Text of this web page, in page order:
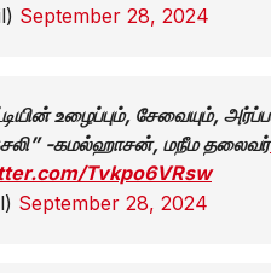
September 28, 2024
உழைப்பும், சேவையும்,
-கமல்ஹாசன், மநீம தலைவர்
Tvkpo6VRsw
September 28, 2024